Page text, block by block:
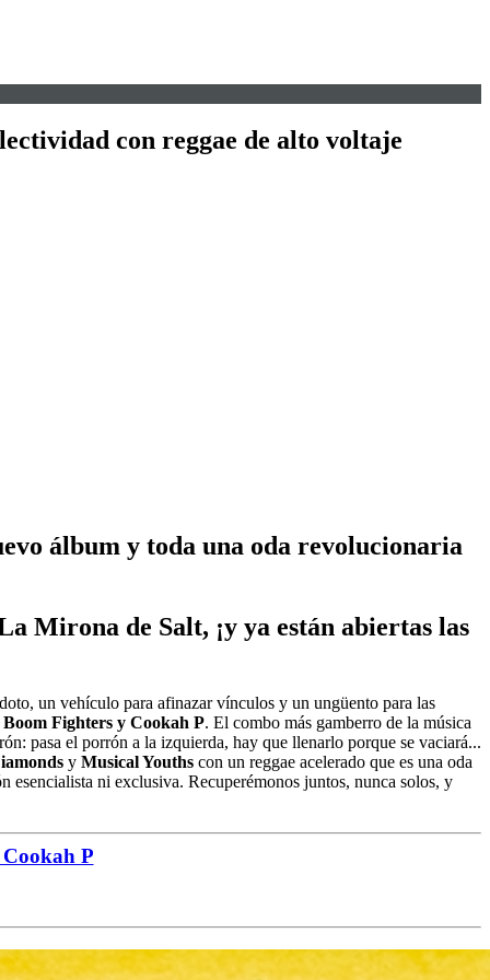
con reggae de alto voltaje
álbum y toda una oda revolucionaria
Mirona de Salt, ¡y ya están abiertas las
un vehículo para afinazar vínculos y un ungüento para las
Fighters y Cookah P. El combo más gamberro de la música
pasa el porrón a la izquierda, hay que llenarlo porque se vaciará...
y Musical Youths con un reggae acelerado que es una oda
ni exclusiva. Recuperémonos juntos, nunca solos, y
P